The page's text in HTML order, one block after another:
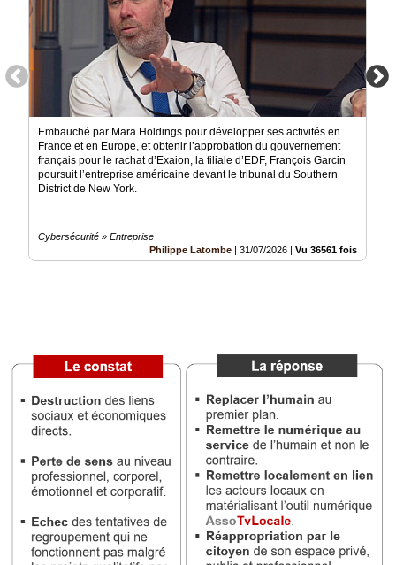
RUBRIQUES
Gazette
Médias
groupe
Inscription
Embauché par Mara Holdings pour développer ses activités en
France et en Europe, et obtenir l’approbation du gouvernement
français pour le rachat d’Exaion, la filiale d’EDF, François Garcin
poursuit l’entreprise américaine devant le tribunal du Southern
District de New York.
Cybersécurité » Entreprise
Philippe Latombe
31/07/2026 Vu 36561 fois